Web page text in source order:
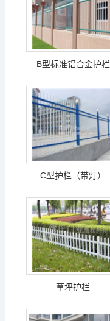
B型标准铝合金护栏
C型护栏（带灯）
草坪护栏